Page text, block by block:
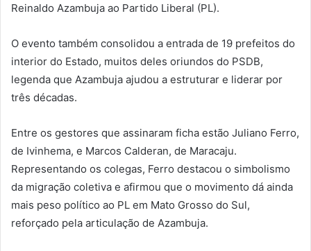
Reinaldo Azambuja ao Partido Liberal (PL).
O evento também consolidou a entrada de 19 prefeitos do
interior do Estado, muitos deles oriundos do PSDB,
legenda que Azambuja ajudou a estruturar e liderar por
três décadas.
Entre os gestores que assinaram ficha estão Juliano Ferro,
de Ivinhema, e Marcos Calderan, de Maracaju.
Representando os colegas, Ferro destacou o simbolismo
da migração coletiva e afirmou que o movimento dá ainda
mais peso político ao PL em Mato Grosso do Sul,
reforçado pela articulação de Azambuja.